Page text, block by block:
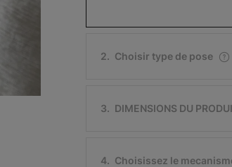
2. Choisir type de pose
3. DIMENSIONS DU
4. Choisissez le